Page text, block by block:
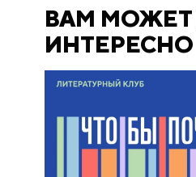
ВАМ МОЖЕТ
ИНТЕРЕСНО